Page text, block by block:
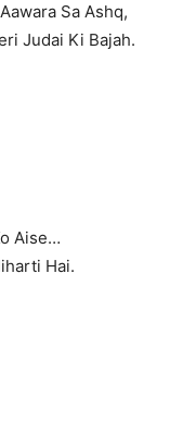
Sa Ashq,
Judai Ki Bajah.
Aise…
Hai.